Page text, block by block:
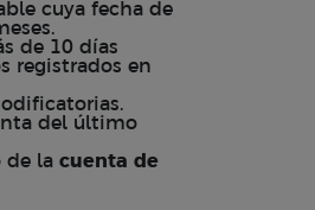
cuya fecha de
de 10 días
registrados en
del último
de la cuenta de